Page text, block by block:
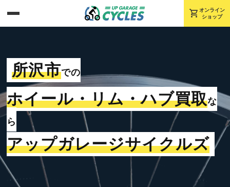
shopping_cart オンライン
ショップ
所沢市での
ホイール・リム・ハブ買取な
ら
アップガレージサイクルズ